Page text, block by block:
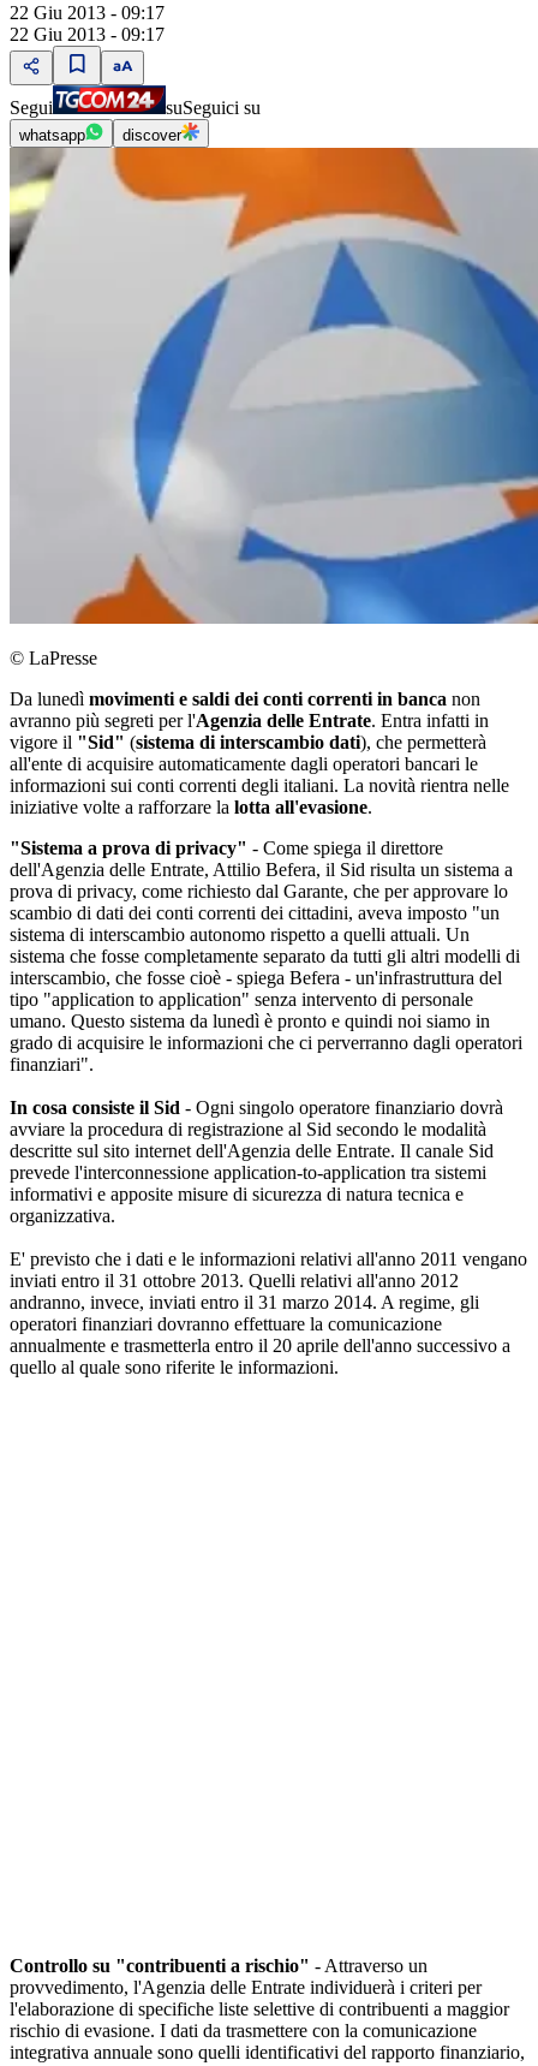
22 Giu 2013 - 09:17
22 Giu 2013 - 09:17
Segui suSeguici su
whatsapp discover
© LaPresse
Da lunedì movimenti e saldi dei conti correnti in banca non
avranno più segreti per l'Agenzia delle Entrate. Entra infatti in
vigore il "Sid" (sistema di interscambio dati), che permetterà
all'ente di acquisire automaticamente dagli operatori bancari le
informazioni sui conti correnti degli italiani. La novità rientra nelle
iniziative volte a rafforzare la lotta all'evasione.
"Sistema a prova di privacy" - Come spiega il direttore
dell'Agenzia delle Entrate, Attilio Befera, il Sid risulta un sistema a
prova di privacy, come richiesto dal Garante, che per approvare lo
scambio di dati dei conti correnti dei cittadini, aveva imposto "un
sistema di interscambio autonomo rispetto a quelli attuali. Un
sistema che fosse completamente separato da tutti gli altri modelli di
interscambio, che fosse cioè - spiega Befera - un'infrastruttura del
tipo "application to application" senza intervento di personale
umano. Questo sistema da lunedì è pronto e quindi noi siamo in
grado di acquisire le informazioni che ci perverranno dagli operatori
finanziari".
In cosa consiste il Sid - Ogni singolo operatore finanziario dovrà
avviare la procedura di registrazione al Sid secondo le modalità
descritte sul sito internet dell'Agenzia delle Entrate. Il canale Sid
prevede l'interconnessione application-to-application tra sistemi
informativi e apposite misure di sicurezza di natura tecnica e
organizzativa.
E' previsto che i dati e le informazioni relativi all'anno 2011 vengano
inviati entro il 31 ottobre 2013. Quelli relativi all'anno 2012
andranno, invece, inviati entro il 31 marzo 2014. A regime, gli
operatori finanziari dovranno effettuare la comunicazione
annualmente e trasmetterla entro il 20 aprile dell'anno successivo a
quello al quale sono riferite le informazioni.
Controllo su "contribuenti a rischio" - Attraverso un
provvedimento, l'Agenzia delle Entrate individuerà i criteri per
l'elaborazione di specifiche liste selettive di contribuenti a maggior
rischio di evasione. I dati da trasmettere con la comunicazione
integrativa annuale sono quelli identificativi del rapporto finanziario,